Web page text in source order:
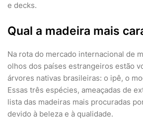
e decks.
Qual a madeira mais
Na rota do mercado internacional de
olhos dos países estrangeiros estão
árvores nativas brasileiras: o ipê, o
Essas três espécies, ameaçadas de
lista das madeiras mais procuradas
devido à beleza e à qualidade.